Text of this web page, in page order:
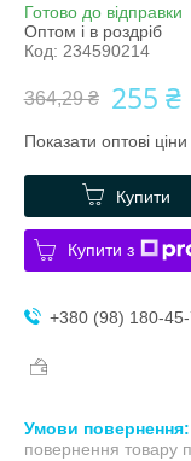
Готово до відправки
Оптом і в роздріб
Код: 234590214
364,29 ₴ 255 ₴
Показати оптові ціни
Купити
Купити з
+380 (98) 180-
повернення товару